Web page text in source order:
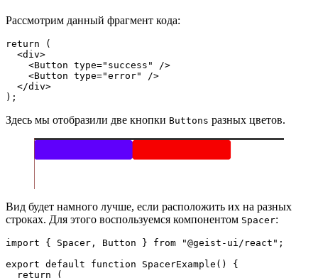
Рассмотрим данный фрагмент кода:
return (
  <div>
    <Button type="success" />
    <Button type="error" />
  </div>
);
Здесь мы отобразили две кнопки Buttons разных цветов.
Вид будет намного лучше, если расположить их на разных
строках. Для этого воспользуемся компонентом Spacer:
import { Spacer, Button } from "@geist-ui/react";
export default function SpacerExample() {
  return (